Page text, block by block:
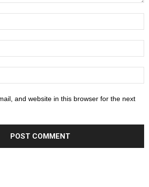
and website in this browser for the next